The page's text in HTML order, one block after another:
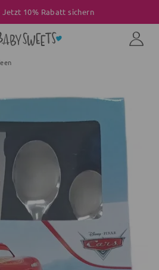
10% Rabatt sichern